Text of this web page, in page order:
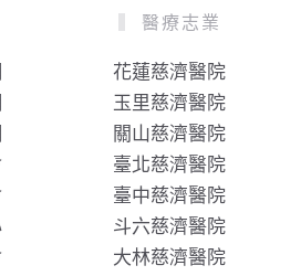
醫療志業
花蓮慈濟醫院
玉里慈濟醫院
關山慈濟醫院
臺北慈濟醫院
臺中慈濟醫院
斗六慈濟醫院
大林慈濟醫院